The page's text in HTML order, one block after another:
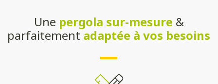
Une pergola sur-mesure &
parfaitement adaptée à vos besoins